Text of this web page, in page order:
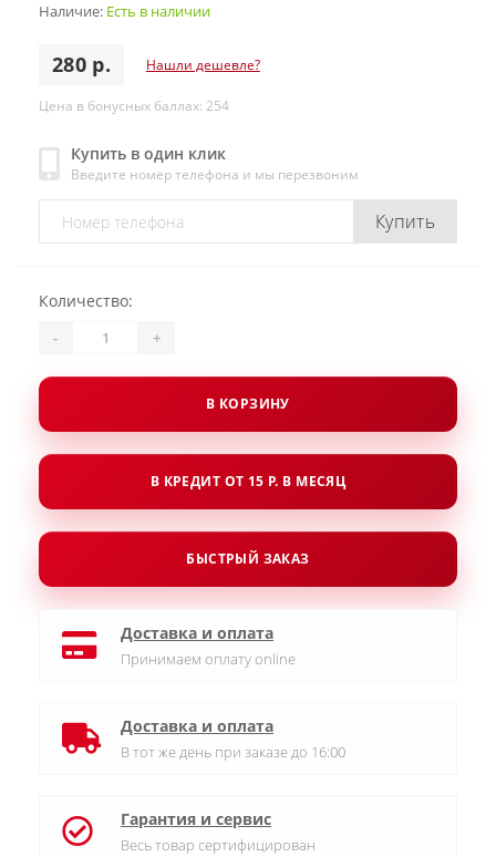
Наличие: Есть в наличии
280 р. Нашли дешевле?
Цена в бонусных баллах: 254
Купить в один клик
Введите номер телефона и мы перезвоним
Купить
Количество:
- +
В КОРЗИНУ
В КРЕДИТ ОТ 15 Р. В МЕСЯЦ
БЫСТРЫЙ ЗАКАЗ
Доставка и оплата
Принимаем оплату online
Доставка и оплата
В тот же день при заказе до 16:00
Гарантия и сервис
Весь товар сертифицирован